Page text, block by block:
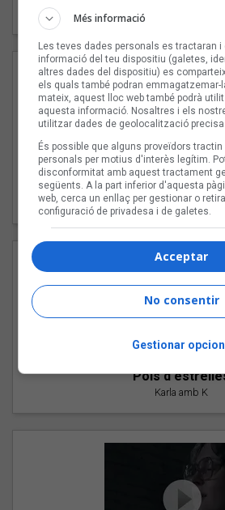
Pep Álvarez amb Joan
"Les cabres"
94 Rules amb
"Pols
Karla amb K
Més informació
Les teves dades personals es tractaran i
informació del teu dispositiu (galetes,
altres dades del dispositiu) es
els quals també podran emmagatzemar-
mateix, aquest lloc web també podrà
aquesta informació. Nosaltres i els
utilitzar dades de geolocalització precisa.
És possible que alguns proveïdors
personals per motius d'interès legítim.
disconformitat amb aquest tractament
següents. A la part inferior d'aquesta
web, cerca un enllaç per gestionar o
configuració de privadesa i de galetes.
Acceptar
No consentir
Gestionar